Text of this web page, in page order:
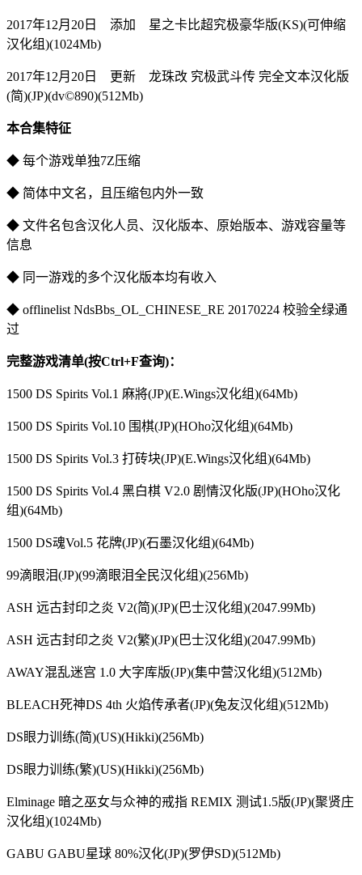
2017年12月20日 添加 星之卡比超究极豪华版(KS)(可伸缩
汉化组)(1024Mb)
2017年12月20日 更新 龙珠改 究极武斗传 完全文本汉化版
(简)(JP)(dv©890)(512Mb)
本合集特征
◆ 每个游戏单独7Z压缩
◆ 简体中文名，且压缩包内外一致
◆ 文件名包含汉化人员、汉化版本、原始版本、游戏容量等
信息
◆ 同一游戏的多个汉化版本均有收入
◆ offlinelist NdsBbs_OL_CHINESE_RE 20170224 校验全绿通
过
完整游戏清单(按Ctrl+F查询)：
1500 DS Spirits Vol.1 麻將(JP)(E.Wings汉化组)(64Mb)
1500 DS Spirits Vol.10 围棋(JP)(HOho汉化组)(64Mb)
1500 DS Spirits Vol.3 打砖块(JP)(E.Wings汉化组)(64Mb)
1500 DS Spirits Vol.4 黑白棋 V2.0 剧情汉化版(JP)(HOho汉化
组)(64Mb)
1500 DS魂Vol.5 花牌(JP)(石墨汉化组)(64Mb)
99滴眼泪(JP)(99滴眼泪全民汉化组)(256Mb)
ASH 远古封印之炎 V2(简)(JP)(巴士汉化组)(2047.99Mb)
ASH 远古封印之炎 V2(繁)(JP)(巴士汉化组)(2047.99Mb)
AWAY混乱迷宫 1.0 大字库版(JP)(集中营汉化组)(512Mb)
BLEACH死神DS 4th 火焰传承者(JP)(兔友汉化组)(512Mb)
DS眼力训练(简)(US)(Hikki)(256Mb)
DS眼力训练(繁)(US)(Hikki)(256Mb)
Elminage 暗之巫女与众神的戒指 REMIX 测试1.5版(JP)(聚贤庄
汉化组)(1024Mb)
GABU GABU星球 80%汉化(JP)(罗伊SD)(512Mb)